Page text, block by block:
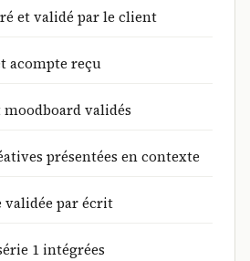
et validé par le client
acompte reçu
moodboard validés
présentées en contexte
validée par écrit
1 intégrées